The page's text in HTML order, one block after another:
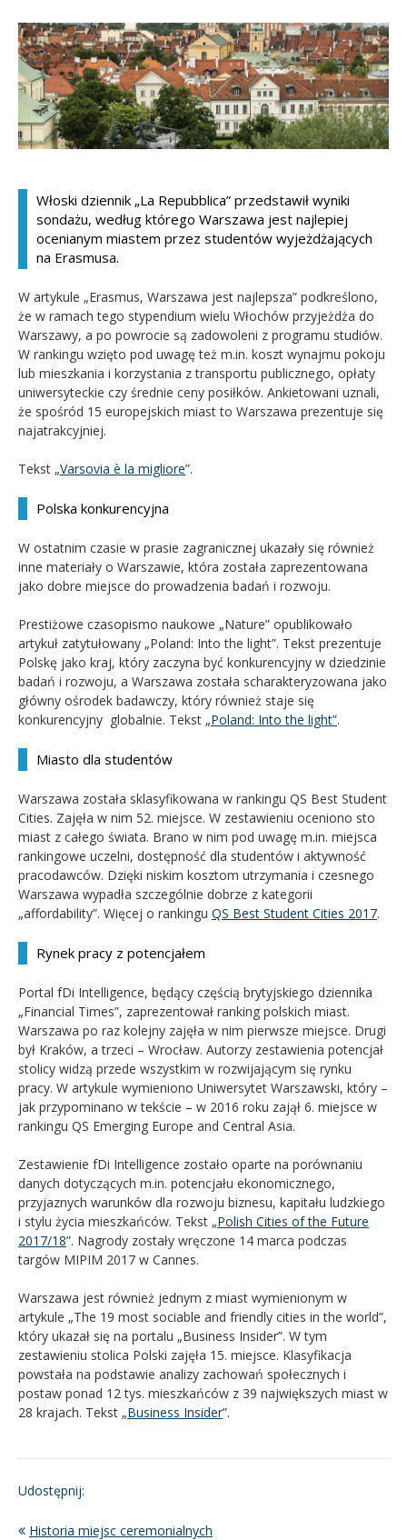
Kandydat
Absolwent
Włoski dziennik „La Repubblica” przedstawił wyniki
sondażu, według którego Warszawa jest najlepiej
ocenianym miastem przez studentów wyjeżdżających
na Erasmusa.
W artykule „Erasmus, Warszawa jest najlepsza” podkreślono,
że w ramach tego stypendium wielu Włochów przyjeżdża do
Warszawy, a po powrocie są zadowoleni z programu studiów.
W rankingu wzięto pod uwagę też m.in. koszt wynajmu pokoju
lub mieszkania i korzystania z transportu publicznego, opłaty
uniwersyteckie czy średnie ceny posiłków. Ankietowani uznali,
że spośród 15 europejskich miast to Warszawa prezentuje się
najatrakcyjniej.
Tekst „Varsovia è la migliore”.
Polska konkurencyjna
W ostatnim czasie w prasie zagranicznej ukazały się również
inne materiały o Warszawie, która została zaprezentowana
jako dobre miejsce do prowadzenia badań i rozwoju.
Prestiżowe czasopismo naukowe „Nature” opublikowało
artykuł zatytułowany „Poland: Into the light”. Tekst prezentuje
Polskę jako kraj, który zaczyna być konkurencyjny w dziedzinie
badań i rozwoju, a Warszawa została scharakteryzowana jako
główny ośrodek badawczy, który również staje się
konkurencyjny globalnie. Tekst „Poland: Into the light”.
Miasto dla studentów
Warszawa została sklasyfikowana w rankingu QS Best Student
Cities. Zajęła w nim 52. miejsce. W zestawieniu oceniono sto
miast z całego świata. Brano w nim pod uwagę m.in. miejsca
rankingowe uczelni, dostępność dla studentów i aktywność
pracodawców. Dzięki niskim kosztom utrzymania i czesnego
Warszawa wypadła szczególnie dobrze z kategorii
„affordability”. Więcej o rankingu QS Best Student Cities 2017.
Rynek pracy z potencjałem
Portal fDi Intelligence, będący częścią brytyjskiego dziennika
„Financial Times”, zaprezentował ranking polskich miast.
Warszawa po raz kolejny zajęła w nim pierwsze miejsce. Drugi
był Kraków, a trzeci – Wrocław. Autorzy zestawienia potencjał
stolicy widzą przede wszystkim w rozwijającym się rynku
pracy. W artykule wymieniono Uniwersytet Warszawski, który –
jak przypominano w tekście – w 2016 roku zajął 6. miejsce w
rankingu QS Emerging Europe and Central Asia.
Zestawienie fDi Intelligence zostało oparte na porównaniu
danych dotyczących m.in. potencjału ekonomicznego,
przyjaznych warunków dla rozwoju biznesu, kapitału ludzkiego
i stylu życia mieszkańców. Tekst „Polish Cities of the Future
2017/18”. Nagrody zostały wręczone 14 marca podczas
targów MIPIM 2017 w Cannes.
Warszawa jest również jednym z miast wymienionym w
artykule „The 19 most sociable and friendly cities in the world”,
który ukazał się na portalu „Business Insider”. W tym
zestawieniu stolica Polski zajęła 15. miejsce. Klasyfikacja
powstała na podstawie analizy zachowań społecznych i
postaw ponad 12 tys. mieszkańców z 39 największych miast w
28 krajach. Tekst „Business Insider”.
Udostępnij:
Historia miejsc ceremonialnych